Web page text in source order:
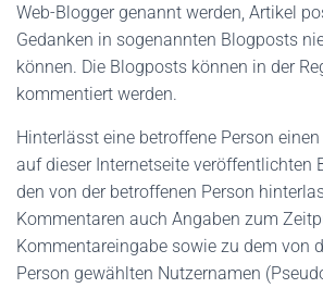
Web-Blogger genannt werden, Artikel
Gedanken in sogenannten Blogposts
können. Die Blogposts können in der
kommentiert werden.
Hinterlässt eine betroffene Person
auf dieser Internetseite veröffentlichten
den von der betroffenen Person
Kommentaren auch Angaben zum
Kommentareingabe sowie zu dem von
Person gewählten Nutzernamen